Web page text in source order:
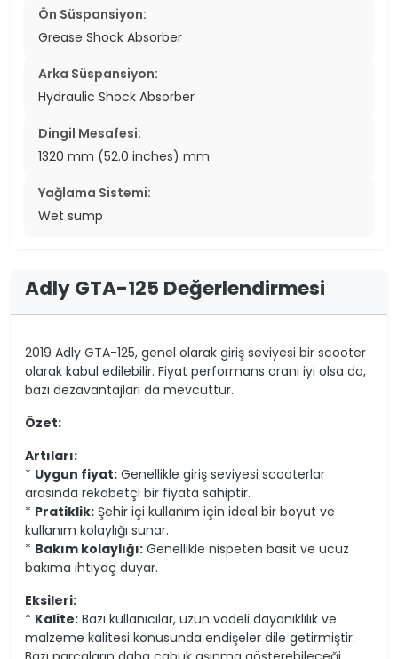
Ön Süspansiyon:
Grease Shock Absorber
Arka Süspansiyon:
Hydraulic Shock Absorber
Dingil Mesafesi:
1320 mm (52.0 inches) mm
Yağlama Sistemi:
Wet sump
Adly GTA-125 Değerlendirmesi
2019 Adly GTA-125, genel olarak giriş seviyesi bir scooter
olarak kabul edilebilir. Fiyat performans oranı iyi olsa da,
bazı dezavantajları da mevcuttur.
Özet:
Artıları:
* Uygun fiyat: Genellikle giriş seviyesi scooterlar
arasında rekabetçi bir fiyata sahiptir.
* Pratiklik: Şehir içi kullanım için ideal bir boyut ve
kullanım kolaylığı sunar.
* Bakım kolaylığı: Genellikle nispeten basit ve ucuz
bakıma ihtiyaç duyar.
Eksileri:
* Kalite: Bazı kullanıcılar, uzun vadeli dayanıklılık ve
malzeme kalitesi konusunda endişeler dile getirmiştir.